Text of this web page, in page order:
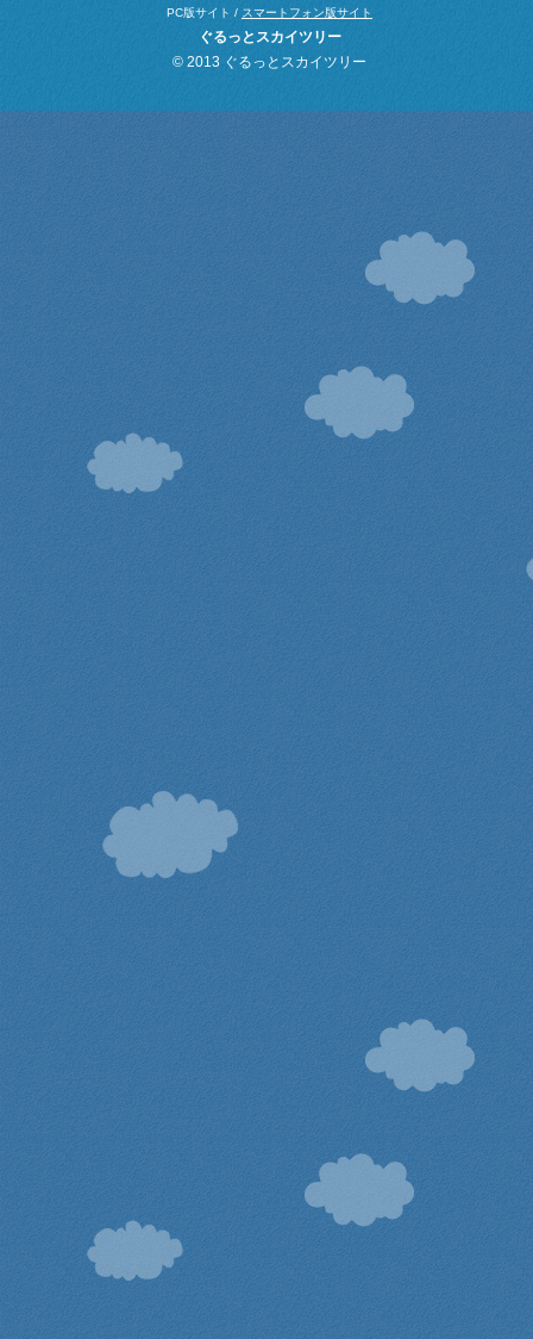
PC版サイト / スマートフォン版サイト
ぐるっとスカイツリー
© 2013 ぐるっとスカイツリー